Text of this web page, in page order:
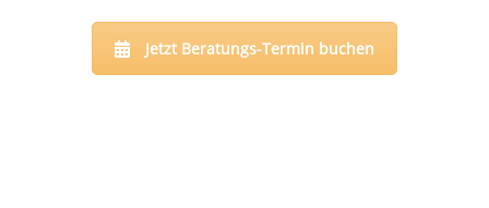
Jetzt Beratungs-Termin buchen